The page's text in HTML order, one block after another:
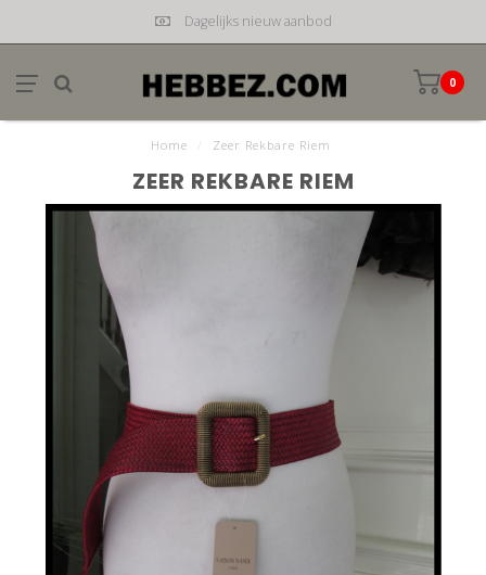
Dagelijks nieuw aanbod
0
Home Zeer Rekbare Riem
ZEER REKBARE RIEM